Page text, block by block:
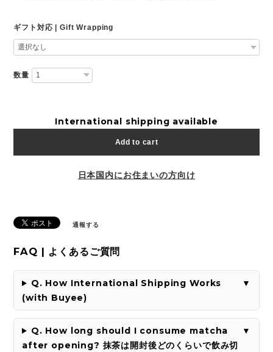
ギフト対応 | Gift Wrapping
数量
International shipping available
Add to cart
日本国内にお住まいの方向け
通報する
FAQ | よくあるご質問
Q. How International Shipping Works
(with Buyee)
Q. How long should I consume matcha
after opening? 抹茶は開封後どのくらいで飲み切